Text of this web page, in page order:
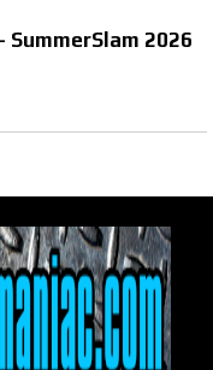
SummerSlam 2026